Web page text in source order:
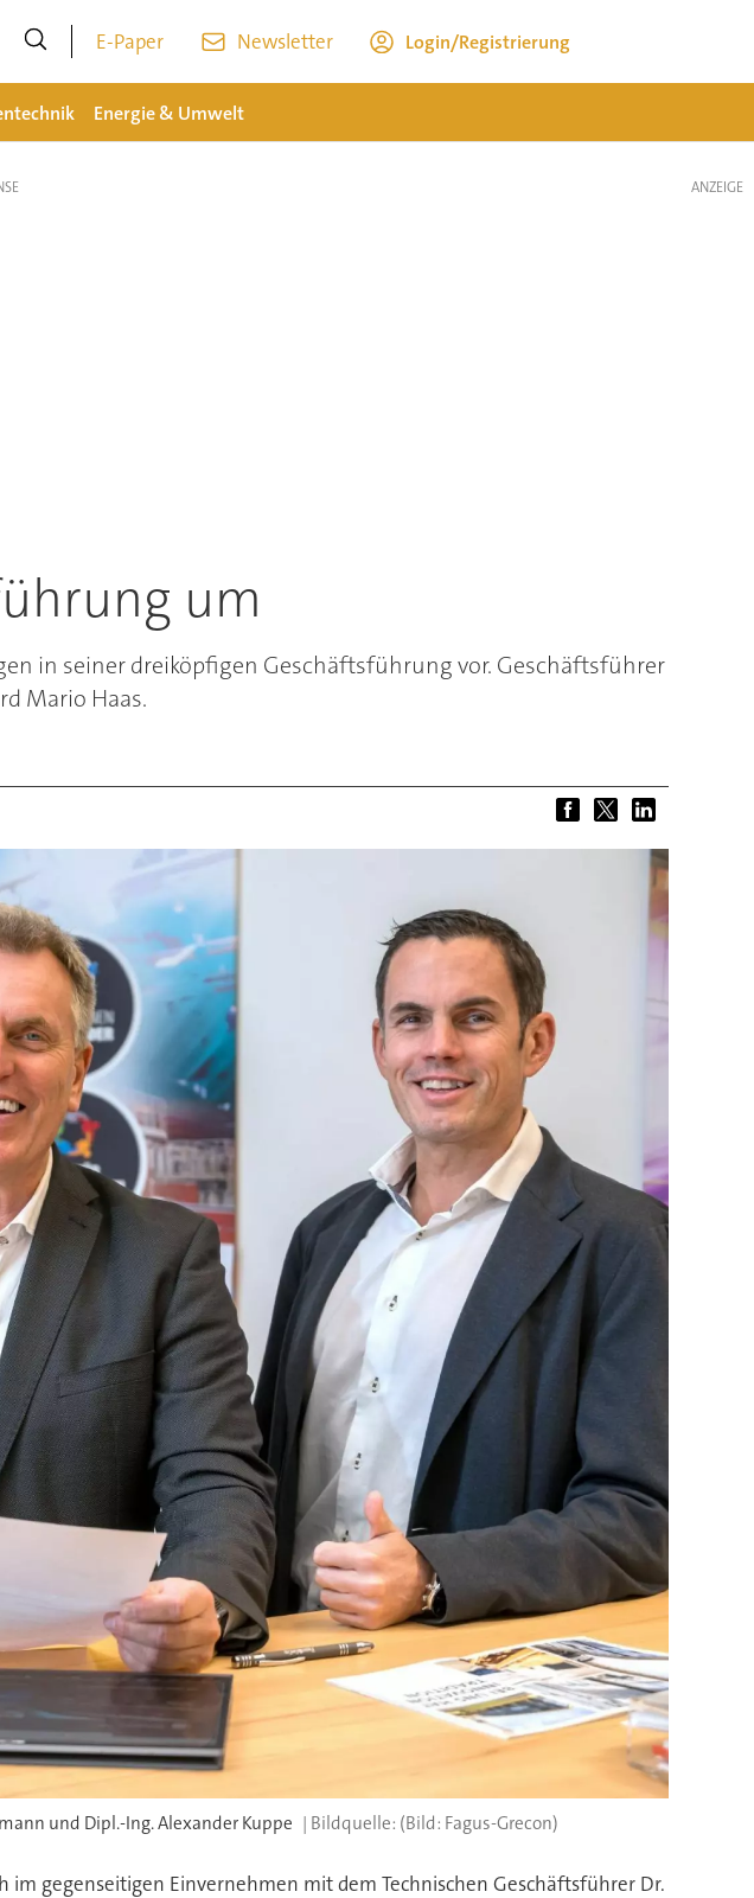
E-Paper Newsletter Login/Registrierung
Energie & Umwelt
um
in seiner dreiköpfigen Geschäftsführung vor. Geschäftsführer
Mario Haas.
und Dipl.-Ing. Alexander Kuppe (Bild: Fagus-Grecon)
gegenseitigen Einvernehmen mit dem Technischen Geschäftsführer Dr.
ANZEIGE